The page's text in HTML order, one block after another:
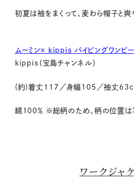
初夏は袖をまくって、麦わら帽子と爽
ムーミン× kippis パイピングワンピ
kippis （宝島チャンネル）
(約)着丈 117 ／身幅 105 ／袖丈
綿 100％ ※総柄のため、柄の位置は
ワークジャ